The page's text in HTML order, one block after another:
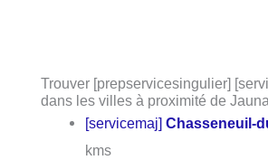
Trouver [prepservicesingulier]
dans les villes à proximité de
[servicemaj]Chasseneuil-
kms